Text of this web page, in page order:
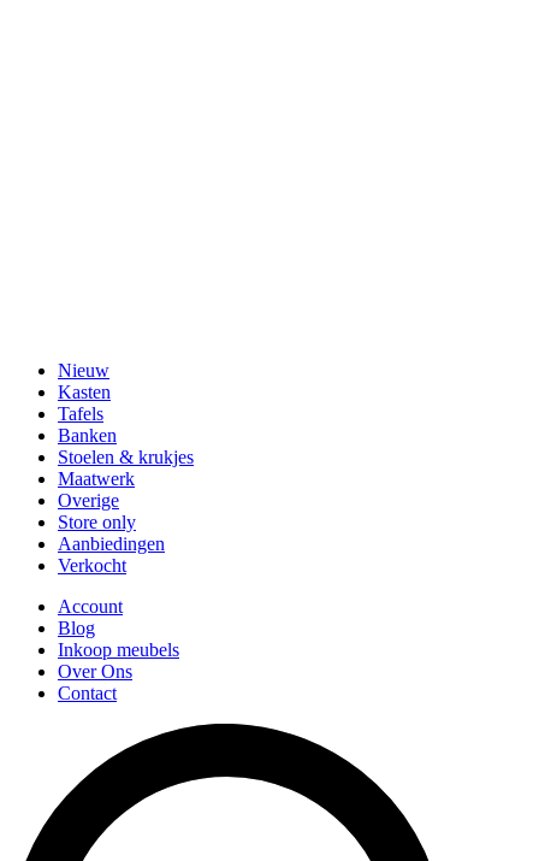
Nieuw
Kasten
Tafels
Banken
Stoelen & krukjes
Maatwerk
Overige
Store only
Aanbiedingen
Verkocht
Account
Blog
Inkoop meubels
Over Ons
Contact